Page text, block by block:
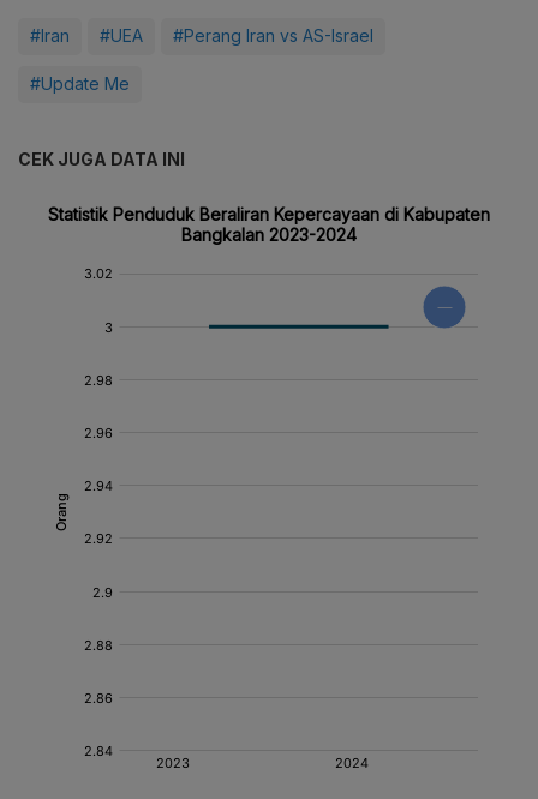
#Iran #UEA #Perang Iran vs AS-Israel
#Update Me
CEK JUGA DATA INI